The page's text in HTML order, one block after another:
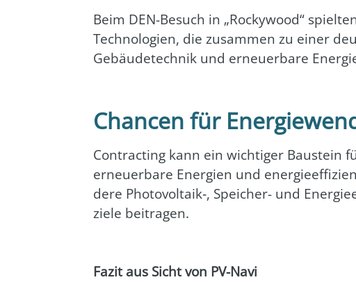
Beim DEN-Besuch in „Rocky­wood“
Tech­no­lo­gien, die zusam­men zu einer
Gebäu­de­tech­nik und erneu­er­ba­re
Chancen für
Con­trac­ting kann ein wich­ti­ger Bau­stein
erneu­er­ba­re Ener­gien und
de­re Photovoltaik‑, Spei­cher- und
zie­le bei­tra­gen.
Fazit aus Sicht von PV-Navi